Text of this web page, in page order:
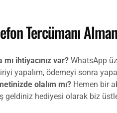
Tercümanı
ihtiyacınız var? WhatsApp
yapalım, ödemeyi sonra
olalım mı? Hemen bir
geldiniz hediyesi olarak biz